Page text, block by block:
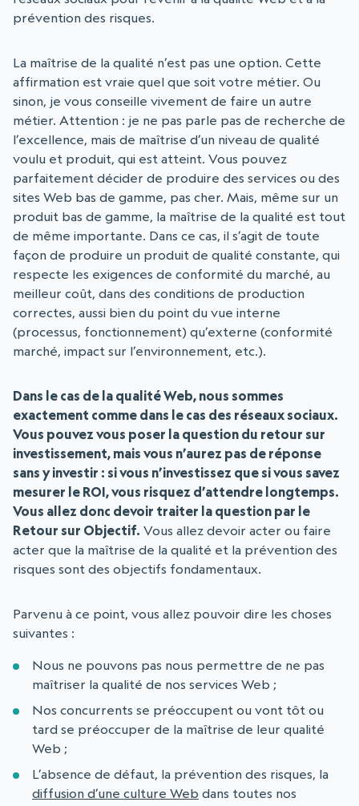
prévention des risques.
La maîtrise de la qualité n’est pas une option. Cette
affirmation est vraie quel que soit votre métier. Ou
sinon, je vous conseille vivement de faire un autre
métier. Attention : je ne pas parle pas de recherche de
l’excellence, mais de maîtrise d’un niveau de qualité
voulu et produit, qui est atteint. Vous pouvez
parfaitement décider de produire des services ou des
sites Web bas de gamme, pas cher. Mais, même sur un
produit bas de gamme, la maîtrise de la qualité est tout
de même importante. Dans ce cas, il s’agit de toute
façon de produire un produit de qualité constante, qui
respecte les exigences de conformité du marché, au
meilleur coût, dans des conditions de production
correctes, aussi bien du point du vue interne
(processus, fonctionnement) qu’externe (conformité
marché, impact sur l’environnement, etc.).
Dans le cas de la qualité Web, nous sommes
exactement comme dans le cas des réseaux sociaux.
Vous pouvez vous poser la question du retour sur
investissement, mais vous n’aurez pas de réponse
sans y investir : si vous n’investissez que si vous savez
mesurer le ROI, vous risquez d’attendre longtemps.
Vous allez donc devoir traiter la question par le
Retour sur Objectif. Vous allez devoir acter ou faire
acter que la maîtrise de la qualité et la prévention des
risques sont des objectifs fondamentaux.
Parvenu à ce point, vous allez pouvoir dire les choses
suivantes :
Nous ne pouvons pas nous permettre de ne pas
maîtriser la qualité de nos services Web ;
Nos concurrents se préoccupent ou vont tôt ou
tard se préoccuper de la maîtrise de leur qualité
Web ;
L’absence de défaut, la prévention des risques, la
diffusion d’une culture Web dans toutes nos